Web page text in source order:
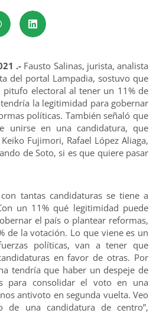
.- Fausto Salinas, jurista, analista
del portal Lampadia, sostuvo que
pitufo electoral al tener un 11% de
la legitimidad para gobernar
políticas. También señaló que
unirse en una candidatura, que
Fujimori, Rafael López Aliaga,
de Soto, si es que quiere pasar
con tantas candidaturas se tiene a
un 11% qué legitimidad puede
el país o plantear reformas,
de la votación. Lo que viene es un
políticas, van a tener que
en favor de otras. Por
tendría que haber un despeje de
para consolidar el voto en una
antivoto en segunda vuelta. Veo
de una candidatura de centro”,